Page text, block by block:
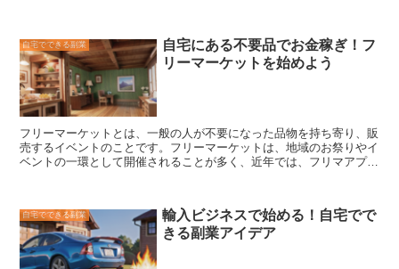
下の通りです。 * 販売手数料がかかる * 売れない場合がある * 発送の
手間がかかる * トラブルが発生する可能性がある フリマアプリで不
用品販売をする際には、以下の点に注意しましょう。 * 販売するもの
を決める * 販売価格を決める * 商品の説明文を書く * 商品の写真を撮
る * 商品を梱包する * 商品を発送する * 購入者に評価をもらう フリ
マアプリで不用品販売は、不要になったものを処分するだけでなく、
お金を稼ぐこともできるお得な方法です。ただし、メリットとデメリ
ットを理解した上で、注意しながら利用することが大切です。
自宅でできる副業
自宅にある不要品でお金稼ぎ！フ
リーマーケットを始めよう
フリーマーケットとは 、一般の人が不要になった品物を持ち寄り、販
売するイベントのことです。フリーマーケットは、地域のお祭りやイ
ベントの一環として開催されることが多く、近年では、フリマアプリ
籍、食器など、何でも構いません。自宅で不要になった品物を整理し
て、フリーマーケットで販売すれば、不用品を処分することができま
すし、お金を稼ぐこともできます。また、フリーマーケットは、人と
人との交流の場となります。フリーマーケットに出店したり、買い物
に行ったりすることで、地域の人々と交流を深めることができます。
自宅でできる副業
輸入ビジネスで始める！自宅でで
きる副業アイデア